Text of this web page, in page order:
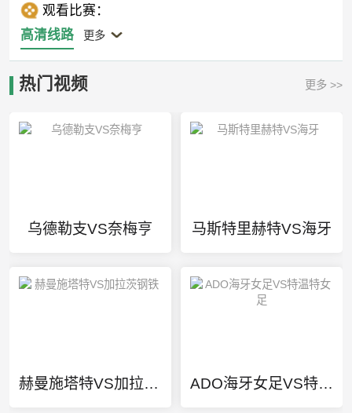
观看比赛：
高清线路
更多
热门视频 更多 >>
乌德勒支VS奈梅亨 马斯特里赫特VS海牙
赫曼施塔特VS加拉茨钢铁 ADO海牙女足VS特温特女足